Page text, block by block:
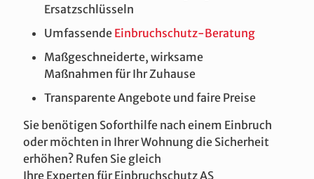
Ersatzschlüsseln
Umfassende Einbruchschutz-Beratung
Maßgeschneiderte, wirksame
Maßnahmen für Ihr Zuhause
Transparente Angebote und faire Preise
Sie benötigen Soforthilfe nach einem Einbruch
oder möchten in Ihrer Wohnung die Sicherheit
erhöhen? Rufen Sie gleich
Ihre Experten für Einbruchschutz AS